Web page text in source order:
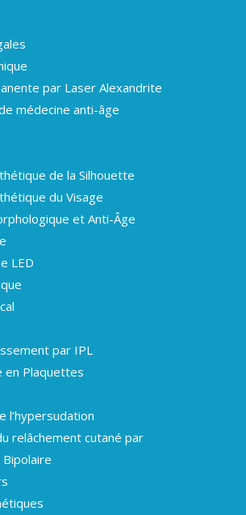
par Laser Alexandrite
médecine anti-âge
de la Silhouette
du Visage
et Anti-Âge
LED
par IPL
en Plaquettes
l’hypersudation
relâchement cutané par